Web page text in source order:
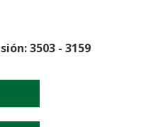
3503 - 3159